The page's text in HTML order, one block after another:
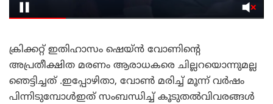
ക്രിക്കറ്റ് ഇതിഹാസം ഷെയ്ൻ വോണിന്‍റെ
അപ്രതീക്ഷിത മരണം ആരാധകരെ ചില്ലറയൊന്നുമല്ല
ഞെട്ടിച്ചത് .ഇപ്പോഴിതാ, വോൺ മരിച്ച് മൂന്ന് വർഷം
പിന്നിടുമ്പോൾഇത് സംബന്ധിച്ച് കൂടുതൽവിവരങ്ങൾ